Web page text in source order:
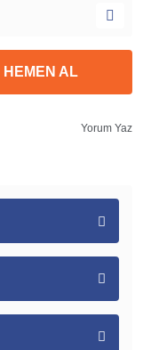
HEMEN AL
Yorum Yaz